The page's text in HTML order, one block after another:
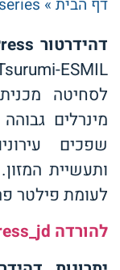
דף הבית »
דהידרטורJD Dewatering Roller Press
לסחיטה
מינרלים
שפכים
ותעשיית
לעומת פילטר
להורדה PDF esmil_disc-press_jd